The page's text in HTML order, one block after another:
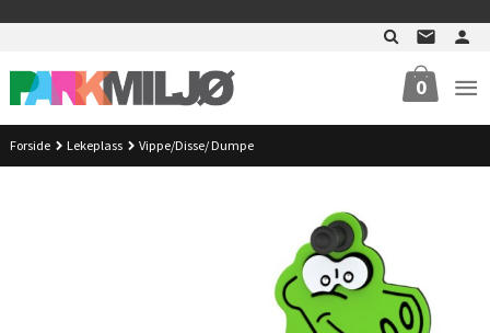
0
Forside Lekeplass Vippe/Disse/ Dumpe